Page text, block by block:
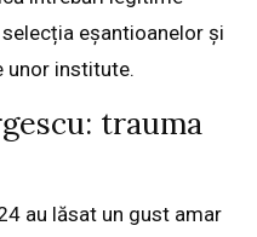
eșantioanelor și
unor institute.
trauma
au lăsat un gust amar